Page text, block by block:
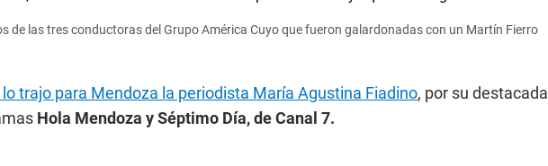
de las tres conductoras del Grupo América Cuyo que fueron galardonadas con un Martín Fierro
trajo para Mendoza la periodista María Agustina Fiadino, por su destacada
Hola Mendoza y Séptimo Día, de Canal 7.